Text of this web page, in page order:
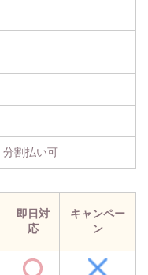
分割払い可
即日対
応
キャンペー
ン